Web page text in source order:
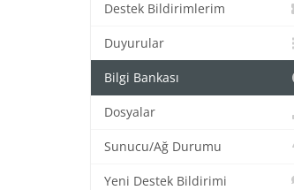
Destek Bildirimlerim
Duyurular
Bilgi Bankası
Dosyalar
Sunucu/Ağ Durumu
Yeni Destek Bildirimi